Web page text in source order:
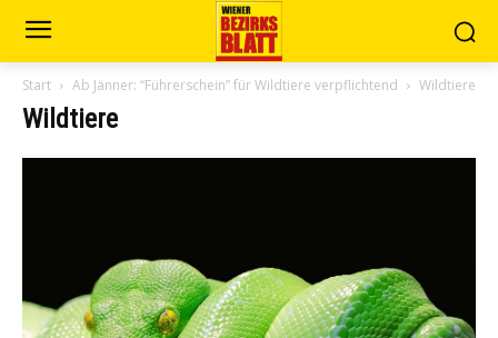
Start Ab Jänner: “Führerschein” für Wildtiere verpflichtend Wildtiere
Wildtiere